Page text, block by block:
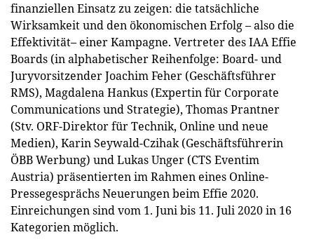
finanziellen Einsatz zu zeigen: die tatsächliche
Wirksamkeit und den ökonomischen Erfolg – also die
Effektivität– einer Kampagne. Vertreter des IAA Effie
Boards (in alphabetischer Reihenfolge: Board- und
Juryvorsitzender Joachim Feher (Geschäftsführer
RMS), Magdalena Hankus (Expertin für Corporate
Communications und Strategie), Thomas Prantner
(Stv. ORF-Direktor für Technik, Online und neue
Medien), Karin Seywald-Czihak (Geschäftsführerin
ÖBB Werbung) und Lukas Unger (CTS Eventim
Austria) präsentierten im Rahmen eines Online-
Pressegesprächs Neuerungen beim Effie 2020.
Einreichungen sind vom 1. Juni bis 11. Juli 2020 in 16
Kategorien möglich.